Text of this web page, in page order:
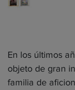
En los últimos
objeto de gran
familia de